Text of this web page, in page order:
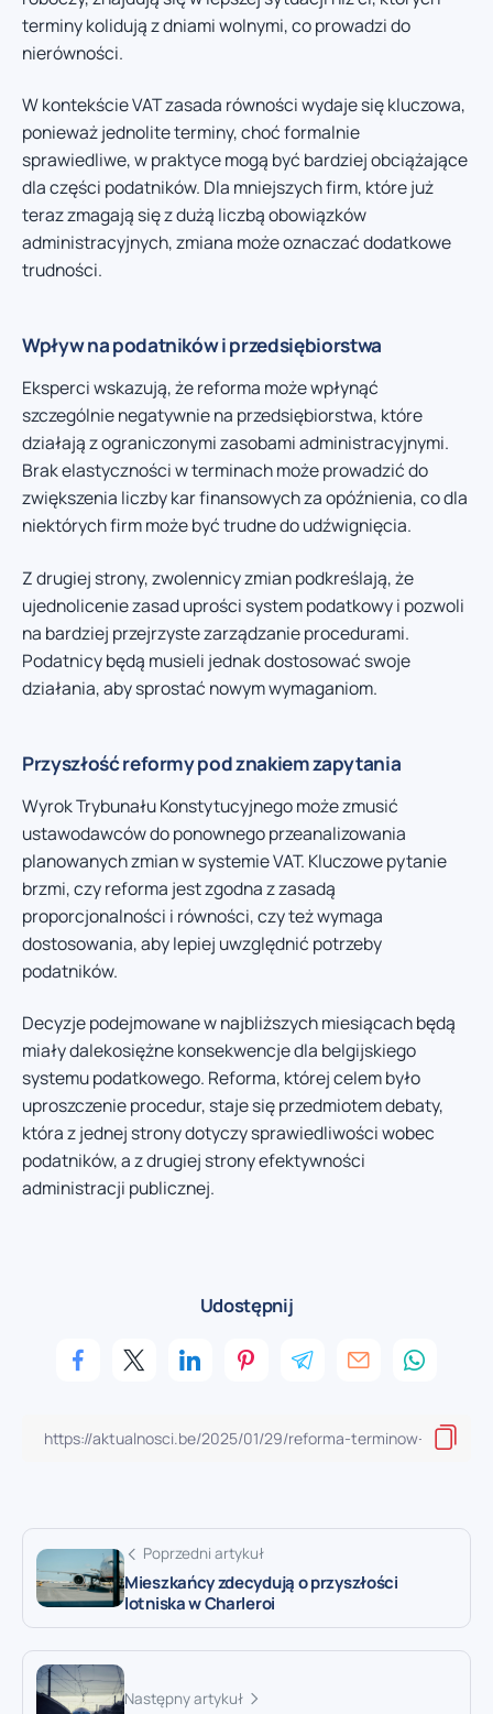
terminy kolidują z dniami wolnymi, co prowadzi do
nierówności.
W kontekście VAT zasada równości wydaje się kluczowa,
ponieważ jednolite terminy, choć formalnie
sprawiedliwe, w praktyce mogą być bardziej obciążające
dla części podatników. Dla mniejszych firm, które już
teraz zmagają się z dużą liczbą obowiązków
administracyjnych, zmiana może oznaczać dodatkowe
trudności.
Wpływ na podatników i przedsiębiorstwa
Eksperci wskazują, że reforma może wpłynąć
szczególnie negatywnie na przedsiębiorstwa, które
działają z ograniczonymi zasobami administracyjnymi.
Brak elastyczności w terminach może prowadzić do
zwiększenia liczby kar finansowych za opóźnienia, co dla
niektórych firm może być trudne do udźwignięcia.
Z drugiej strony, zwolennicy zmian podkreślają, że
ujednolicenie zasad uprości system podatkowy i pozwoli
na bardziej przejrzyste zarządzanie procedurami.
Podatnicy będą musieli jednak dostosować swoje
działania, aby sprostać nowym wymaganiom.
Przyszłość reformy pod znakiem zapytania
Wyrok Trybunału Konstytucyjnego może zmusić
ustawodawców do ponownego przeanalizowania
planowanych zmian w systemie VAT. Kluczowe pytanie
brzmi, czy reforma jest zgodna z zasadą
proporcjonalności i równości, czy też wymaga
dostosowania, aby lepiej uwzględnić potrzeby
podatników.
Decyzje podejmowane w najbliższych miesiącach będą
miały dalekosiężne konsekwencje dla belgijskiego
systemu podatkowego. Reforma, której celem było
uproszczenie procedur, staje się przedmiotem debaty,
która z jednej strony dotyczy sprawiedliwości wobec
podatników, a z drugiej strony efektywności
administracji publicznej.
Udostępnij
Poprzedni artykuł
Mieszkańcy zdecydują o przyszłości
lotniska w Charleroi
Następny artykuł